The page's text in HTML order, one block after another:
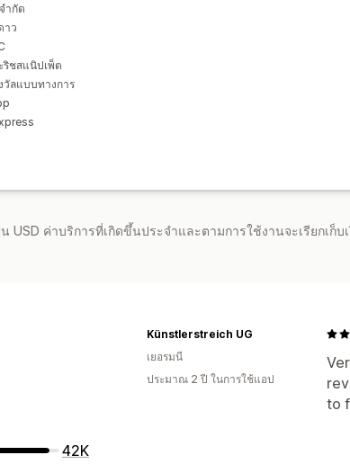
ำกัด
าว
ริชสแนิปเพ็ต
วัลแบบทางการ
USD ค่าบริการที่เกิดขึ้นประจำและตามการใช้งานจะเรียกเก็บ
42K
to
Künstlerstreich UG
เยอรมนี
ประมาณ 2 ปี ในการใช้แอป